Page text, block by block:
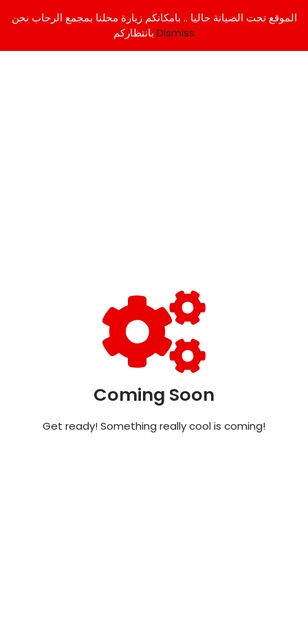
الموقع تحت الصيانة حاليا .. بامكانكم زيارة محلنا بمجمع الرحاب نحن
Dismiss
Coming Soon
Get ready! Something really cool is coming!